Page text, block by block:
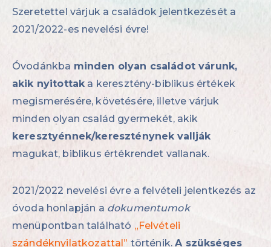
Szeretettel várjuk a családok jelentkezését a
2021/2022-es nevelési évre!
Óvodánkba minden olyan családot várunk,
akik nyitottak a keresztény-biblikus értékek
megismerésére, követésére, illetve várjuk
minden olyan család gyermekét, akik
keresztyénnek/kereszténynek vallják
magukat, biblikus értékrendet vallanak.
2021/2022 nevelési évre a felvételi jelentkezés az
óvoda honlapján a dokumentumok
menüpontban található „Felvételi
szándéknyilatkozattal” történik.A szükséges